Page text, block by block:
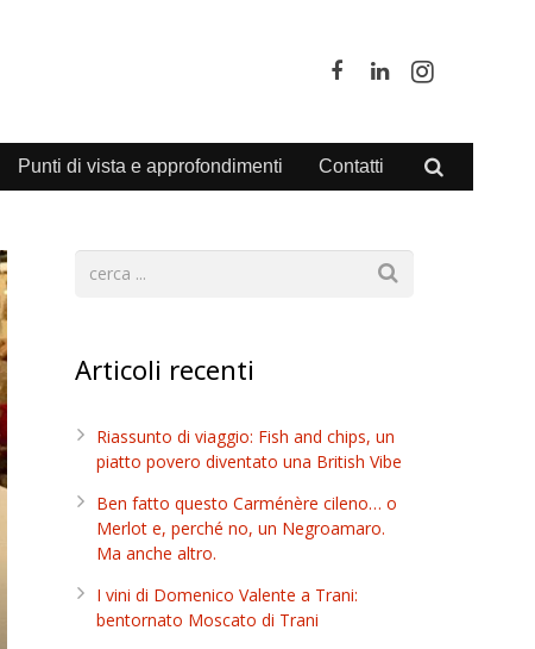
Punti di vista e approfondimenti Contatti
Articoli recenti
Riassunto di viaggio: Fish and chips, un
piatto povero diventato una British Vibe
Ben fatto questo Carménère cileno… o
Merlot e, perché no, un Negroamaro.
Ma anche altro.
I vini di Domenico Valente a Trani:
bentornato Moscato di Trani